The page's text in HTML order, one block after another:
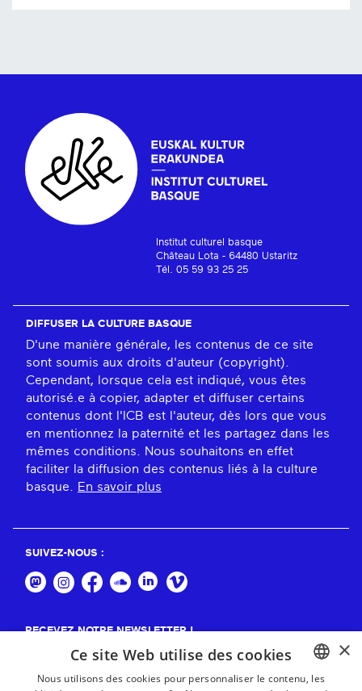
Institut culturel basque
Château Lota - 64480 Ustaritz
Tél. 05 59 93 25 25
DIFFUSER LA CULTURE BASQUE
D'une manière générale, les contenus de ce site
sont soumis aux droits d'auteur (copyright).
Cependant, lorsque cela est indiqué, vous êtes
autorisé.e à copier, adapter et diffuser certains
contenus dont l'ICB est l'auteur, dès lors que vous
en mentionnez la paternité et les partagez dans les
mêmes conditions. Nous souhaitons en effet
faciliter la diffusion des contenus liés à la culture
basque.
En savoir plus
SUIVEZ-NOUS :
RECEVEZ NOTRE NEWSLETTER !
×
Ce site Web utilise des cookies
Nous utilisons des cookies pour personnaliser le contenu, les